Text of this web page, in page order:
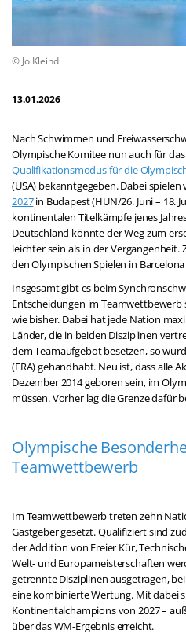
© Jo Kleindl
13.01.2026
Nach Schwimmen und
Olympische Komitee nun auch für
Qualifikationsmodus für die
(USA) bekanntgegeben. Dabei spielen
2027in Budapest (HUN/26. Juni – 18.
kontinentalen Titelkämpfe jenes
Deutschland könnte der Weg zum
leichter sein als in der Vergangenheit.
den Olympischen Spielen in
Insgesamt gibt es beim
Entscheidungen im Teamwettbewerb
wie bisher. Dabei hat jede Nation
Länder, die in beiden Disziplinen
dem Teamaufgebot besetzen, so
(FRA) gehandhabt. Neu ist, dass alle
Dezember 2014 geboren sein, im
müssen. Vorher lag die Grenze dafür
Olympische
Teamwettbewerb
Im Teamwettbewerb treten zehn
Gastgeber gesetzt. Qualifiziert sind
der Addition von Freier Kür,
Welt- und Europameisterschaften
getrennte Disziplinen ausgetragen,
eine kombinierte Wertung. Mit dabei
Kontinentalchampions von 2027 –
über das WM-Ergebnis erreicht.